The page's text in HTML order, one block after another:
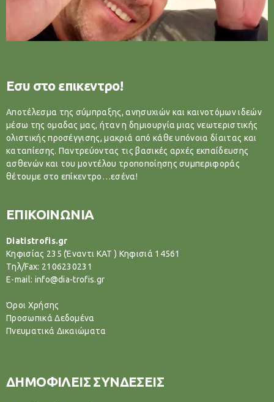
Εσυ στο επικεντρο!
Αποτέλεσμα της σύμπραξης, ανησυχιών και καινοτόμων ιδεών
μέσω της ομαδας μας, ήταν η δημιουργία μιας νεωτεριστικής
ολιστικής προσέγγισης, μακριά από κάθε υπόνοια δίαιτας και
καταπίεσης. Παντρεύοντας τις βασικές αρχές εκπαίδευσης
ασθενών και του μοντέλου τροποποίησης συμπεριφοράς
θέτουμε στο επίκεντρο…εσένα!
ΕΠΙΚΟΙΝΩΝΙΑ
Diatistrofis.gr
Κηφισίας 235 (Έναντι ΚΑΤ ) Κηφισιά 14561
Tηλ/Fax: 2106230231
E-mail: info@dia-trofis.gr
Όροι Χρήσης
Προσωπικά Δεδομένα
Πνευματικά Δικαιώματα
ΔΗΜΟΦΙΛΕΙΣ ΣΥΝΔΕΣΕΙΣ